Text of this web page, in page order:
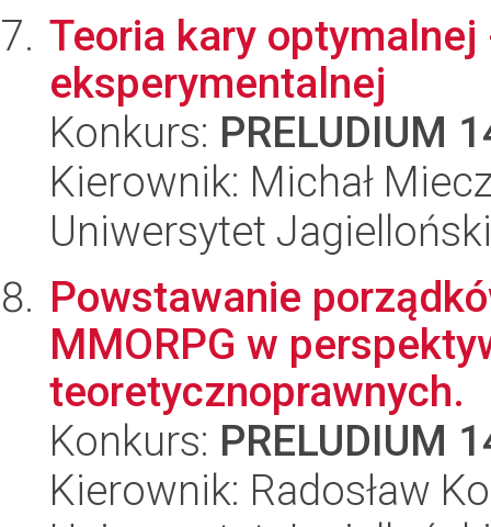
Teoria kary
eksperymentalnej
Konkurs: PRELUDIUM
Kierownik: Michał
Uniwersytet
Powstawanie
MMORPG w
teoretycznoprawnych.
Konkurs: PRELUDIUM
Kierownik: Radosław